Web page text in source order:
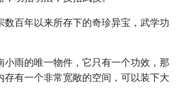
数百年以来所存下的奇珍异宝，武学功
小雨的唯一物件，它只有一个功效，那
存有一个非常宽敞的空间，可以装下大